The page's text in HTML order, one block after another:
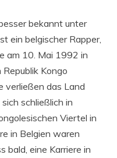
bekannt unter
ein belgischer Rapper,
am 10. Mai 1992 in
Kongo
verließen das Land
schließlich in
Viertel in
in Belgien waren
bald, eine Karriere in